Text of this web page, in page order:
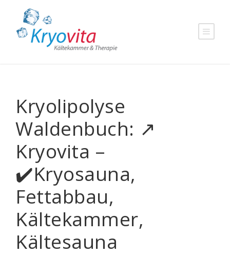
Kryolipolyse
Waldenbuch: ↗️
Kryovita –
✔️Kryosauna,
Fettabbau,
Kältekammer,
Kältesauna